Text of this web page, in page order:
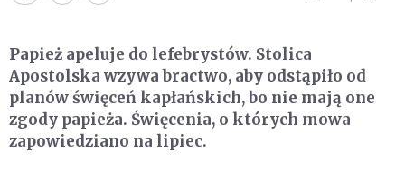
Papież apeluje do lefebrystów. Stolica
Apostolska wzywa bractwo, aby odstąpiło od
planów święceń kapłańskich, bo nie mają one
zgody papieża. Święcenia, o których mowa
zapowiedziano na lipiec.